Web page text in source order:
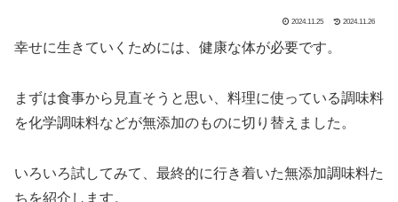
2024.11.25 2024.11.26
幸せに生きていくためには、健康な体が必要です。
まずは食事から見直そうと思い、料理に使っている調味料
を化学調味料などが無添加のものに切り替えました。
いろいろ試してみて、最終的に行き着いた無添加調味料た
ちを紹介します。